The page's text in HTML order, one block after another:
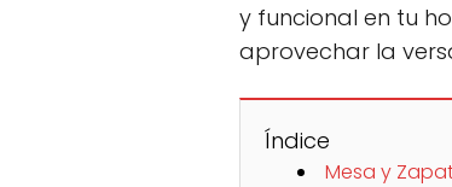
y funcional en tu
aprovechar la
Índice
Mesa y